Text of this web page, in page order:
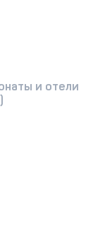
и отели